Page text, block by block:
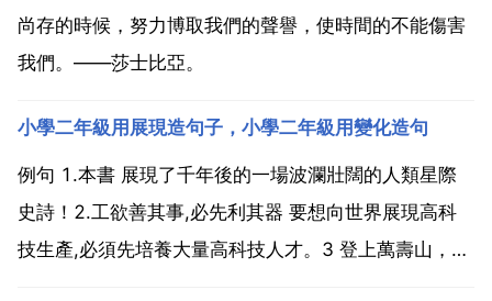
尚存的時候，努力博取我們的聲譽，使時間的不能傷害
我們。——莎士比亞。
小學二年級用展現造句子，小學二年級用變化造句
例句 1.本書 展現了千年後的一場波瀾壯闊的人類星際
史詩！2.工欲善其事,必先利其器 要想向世界展現高科
技生產,必須先培養大量高科技人才。3 登上萬壽山，展